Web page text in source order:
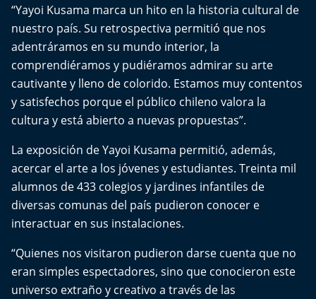
Trasnoche
Reto Inmobiliario
Punto de Encuentro
Yo invito
“Yayoi Kusama marca un hito en la historia cultural de
nuestro país. Su retrospectiva permitió que nos
adentráramos en su mundo interior, la
comprendiéramos y pudiéramos admirar su arte
cautivante y lleno de colorido. Estamos muy contentos
y satisfechos porque el público chileno valora la
cultura y está abierto a nuevas propuestas”.
La exposición de Yayoi Kusama permitió, además,
acercar el arte a los jóvenes y estudiantes. Treinta mil
alumnos de 433 colegios y jardines infantiles de
diversas comunas del país pudieron conocer e
interactuar en sus instalaciones.
“Quienes nos visitaron pudieron darse cuenta que no
eran simples espectadores, sino que conocieron este
universo extraño y creativo a través de las